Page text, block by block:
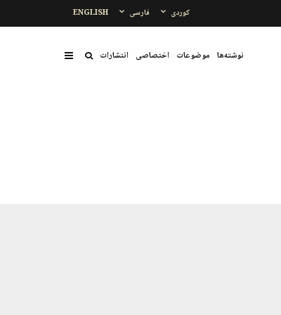
ENGLISH فارسی کوردی
نوشتەها موضوعات اختصاصی انتشارات